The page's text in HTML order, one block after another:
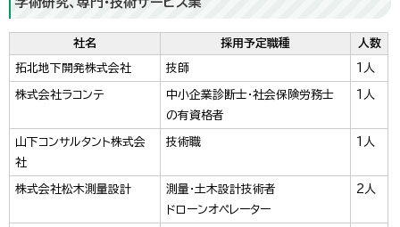
社名 採用予定職種 人数
拓北地下開発株式会社 技師 1人
株式会社ラコンテ
中小企業診断士・社会保険労務士
の有資格者
1人
山下コンサルタント株式会
社
技術職 1人
株式会社松木測量設計
測量・土木設計技術者
ドローンオペレーター
2人